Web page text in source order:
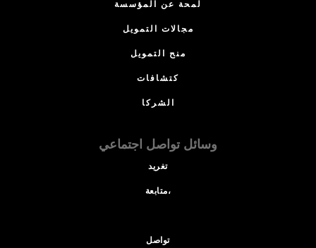
لمحة عن المؤسسة
مجالات التمويل
منح التمويل
كتشافات
الشركا
وسائل تواصل اجتماعي
تغريد
متابعة،
تواصل